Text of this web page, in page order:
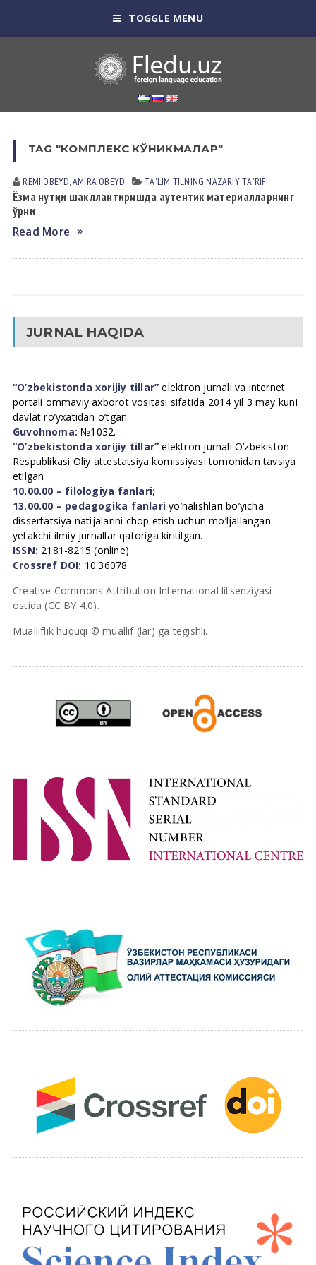
TOGGLE MENU
TAG "КОМПЛЕКС КЎНИКМАЛАР"
REMI OBEYD, АMIRA OBEYD TА'LIM TILNING NАZАRIY TА'RIFI
Ёзма нутқни шакллантиришда аутентик материалларнинг
ўрни
Read More
JURNAL HAQIDA
“O’zbekistonda xorijiy tillar” elektron jurnali va internet
portali ommaviy axborot vositasi sifatida 2014 yil 3 may kuni
davlat ro’yxatidan o’tgan.
Guvohnoma: №1032.
“O’zbekistonda xorijiy tillar” elektron jurnali O’zbekiston
Respublikasi Oliy attestatsiya komissiyasi tomonidan tavsiya
etilgan
10.00.00 – filologiya fanlari;
13.00.00 – pedagogika fanlari yo’nalishlari bo’yicha
dissertatsiya natijalarini chop etish uchun mo’ljallangan
yetakchi ilmiy jurnallar qatoriga kiritilgan.
ISSN: 2181-8215 (online)
Crossref DOI: 10.36078
Creative Commons Attribution International litsenziyasi
ostida (CC BY 4.0).
Mualliflik huquqi © muallif (lar) ga tegishli.